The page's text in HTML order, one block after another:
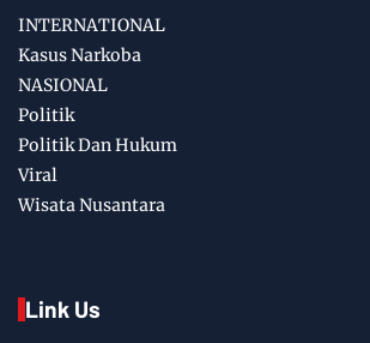
INTERNATIONAL
Kasus Narkoba
NASIONAL
Politik
Politik Dan Hukum
Viral
Wisata Nusantara
Link Us